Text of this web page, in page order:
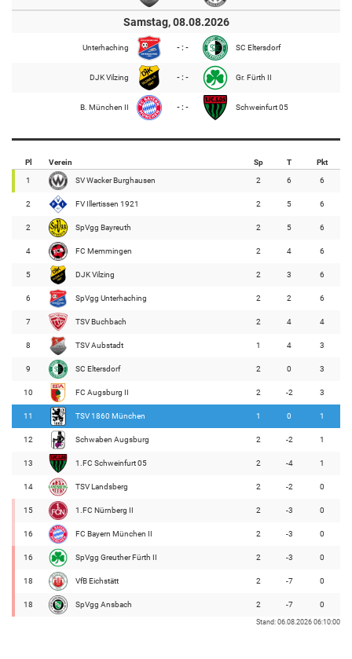
Samstag, 08.08.2026
Unterhaching - : - SC Eltersdorf
DJK Vilzing - : - Gr. Fürth II
B. München II - : - Schweinfurt 05
Pl Verein Sp T Pkt
1 SV Wacker Burghausen 2 6 6
2 FV Illertissen 1921 2 5 6
2 SpVgg Bayreuth 2 5 6
4 FC Memmingen 2 4 6
5 DJK Vilzing 2 3 6
6 SpVgg Unterhaching 2 2 6
7 TSV Buchbach 2 4 4
8 TSV Aubstadt 1 4 3
9 SC Eltersdorf 2 0 3
10 FC Augsburg II 2 -2 3
11 TSV 1860 München 1 0 1
12 Schwaben Augsburg 2 -2 1
13 1.FC Schweinfurt 05 2 -4 1
14 TSV Landsberg 2 -2 0
15 1.FC Nürnberg II 2 -3 0
16 FC Bayern München II 2 -3 0
16 SpVgg Greuther Fürth II 2 -3 0
18 VfB Eichstätt 2 -7 0
18 SpVgg Ansbach 2 -7 0
Stand: 06.08.2026 06:10:00